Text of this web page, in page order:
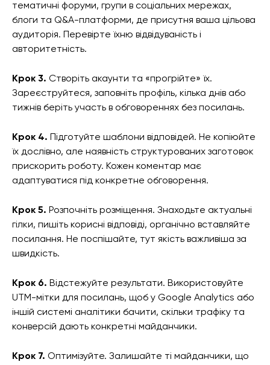
тематичні форуми, групи в соціальних мережах,
блоги та Q&A-платформи, де присутня ваша цільова
аудиторія. Перевірте їхню відвідуваність і
авторитетність.
Крок 3. Створіть акаунти та «прогрійте» їх.
Зареєструйтеся, заповніть профіль, кілька днів або
тижнів беріть участь в обговореннях без посилань.
Крок 4. Підготуйте шаблони відповідей. Не копіюйте
їх дослівно, але наявність структурованих заготовок
прискорить роботу. Кожен коментар має
адаптуватися під конкретне обговорення.
Крок 5. Розпочніть розміщення. Знаходьте актуальні
гілки, пишіть корисні відповіді, органічно вставляйте
посилання. Не поспішайте, тут якість важливіша за
швидкість.
Крок 6. Відстежуйте результати. Використовуйте
UTM-мітки для посилань, щоб у Google Analytics або
іншій системі аналітики бачити, скільки трафіку та
конверсій дають конкретні майданчики.
Крок 7. Оптимізуйте. Залишайте ті майданчики, що